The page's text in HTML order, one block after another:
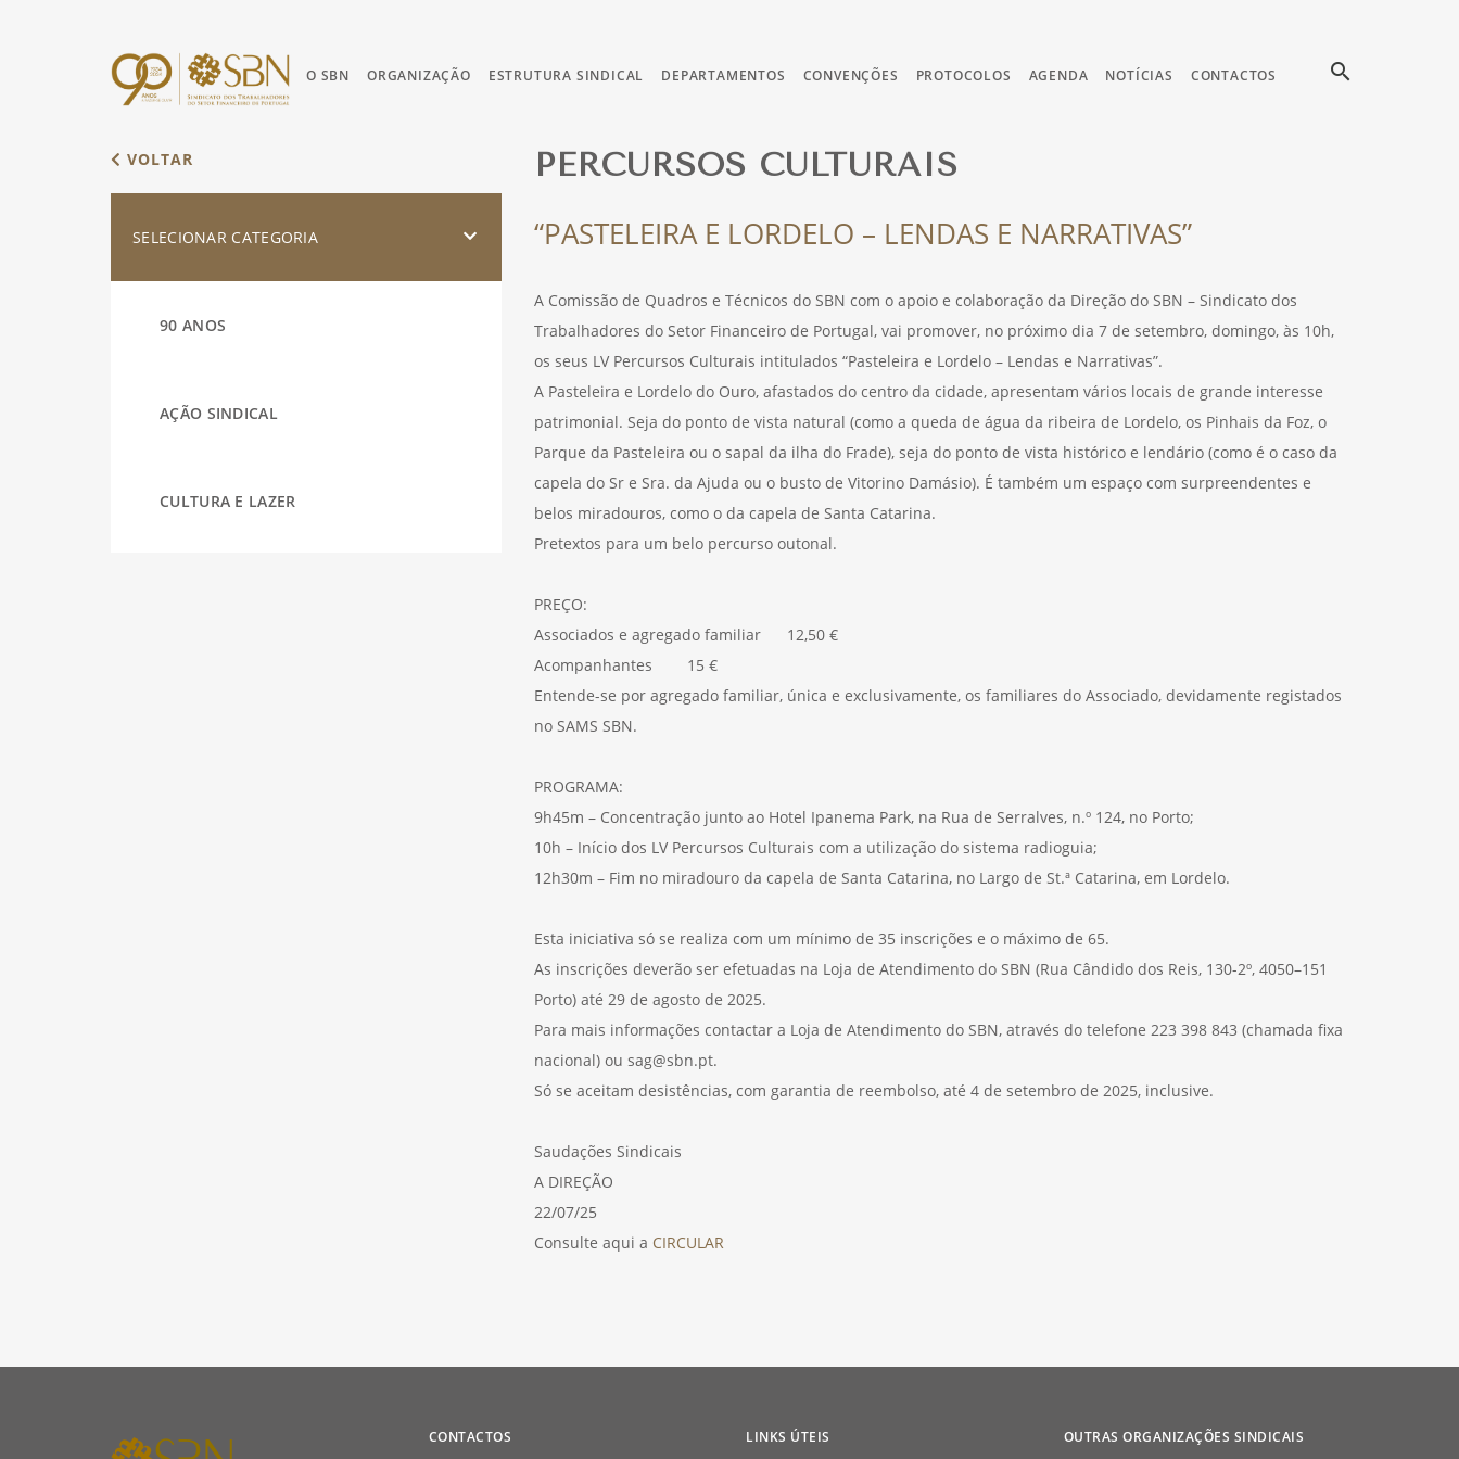
O SBN ORGANIZAÇÃO ESTRUTURA SINDICAL DEPARTAMENTOS CONVENÇÕES PROTOCOLOS AGENDA NOTÍCIAS CONTACTOS search
VOLTAR
SELECIONAR CATEGORIA
90 ANOS
AÇÃO SINDICAL
CULTURA E LAZER
PERCURSOS CULTURAIS
“PASTELEIRA E LORDELO – LENDAS E NARRATIVAS”
A Comissão de Quadros e Técnicos do SBN com o apoio e colaboração da Direção do SBN – Sindicato dos
Trabalhadores do Setor Financeiro de Portugal, vai promover, no próximo dia 7 de setembro, domingo, às 10h,
os seus LV Percursos Culturais intitulados “Pasteleira e Lordelo – Lendas e Narrativas”.
A Pasteleira e Lordelo do Ouro, afastados do centro da cidade, apresentam vários locais de grande interesse
patrimonial. Seja do ponto de vista natural (como a queda de água da ribeira de Lordelo, os Pinhais da Foz, o
Parque da Pasteleira ou o sapal da ilha do Frade), seja do ponto de vista histórico e lendário (como é o caso da
capela do Sr e Sra. da Ajuda ou o busto de Vitorino Damásio). É também um espaço com surpreendentes e
belos miradouros, como o da capela de Santa Catarina.
Pretextos para um belo percurso outonal.
PREÇO:
Associados e agregado familiar 12,50 €
Acompanhantes 15 €
Entende-se por agregado familiar, única e exclusivamente, os familiares do Associado, devidamente registados
no SAMS SBN.
PROGRAMA:
9h45m – Concentração junto ao Hotel Ipanema Park, na Rua de Serralves, n.º 124, no Porto;
10h – Início dos LV Percursos Culturais com a utilização do sistema radioguia;
12h30m – Fim no miradouro da capela de Santa Catarina, no Largo de St.ª Catarina, em Lordelo.
Esta iniciativa só se realiza com um mínimo de 35 inscrições e o máximo de 65.
As inscrições deverão ser efetuadas na Loja de Atendimento do SBN (Rua Cândido dos Reis, 130-2º, 4050–151
Porto) até 29 de agosto de 2025.
Para mais informações contactar a Loja de Atendimento do SBN, através do telefone 223 398 843 (chamada fixa
nacional) ou sag@sbn.pt.
Só se aceitam desistências, com garantia de reembolso, até 4 de setembro de 2025, inclusive.
Saudações Sindicais
A DIREÇÃO
22/07/25
Consulte aqui a CIRCULAR
CONTACTOS
LINKS ÚTEIS
OUTRAS ORGANIZAÇÕES SINDICAIS